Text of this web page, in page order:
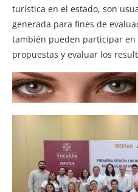
turística en el estado, son
generada para fines de
también pueden participar
propuestas y evaluar los